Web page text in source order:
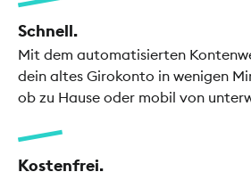
Schnell.
Mit dem automatisierten
dein altes Girokonto in wenigen
ob zu Hause oder mobil von
Kostenfrei.